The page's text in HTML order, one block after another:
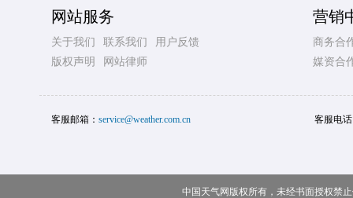
网站服务
关于我们 联系我们
用户反馈
版权声明
网站律师
营销
商务合
媒资合
客服邮箱： service@weather.com.cn 客服电
中国天气网版权所有，未经书面授权